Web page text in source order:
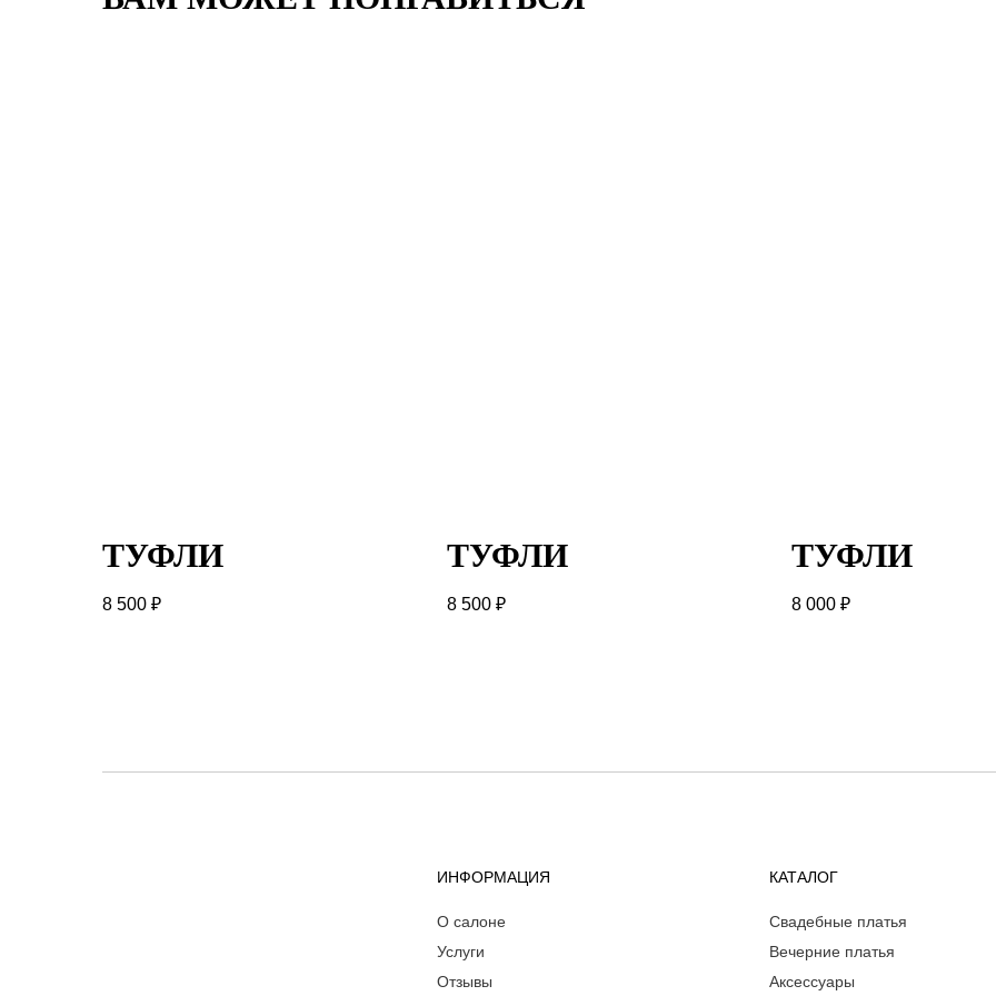
ТУФЛИ
8 500 ₽
ТУФЛИ
8 500 ₽
ТУФЛИ
8 000 ₽
ИНФОРМАЦИЯ КАТАЛОГ
О салоне
Свадебные платья
Вечерние платья
Аксессуары
Отзывы
Услуги